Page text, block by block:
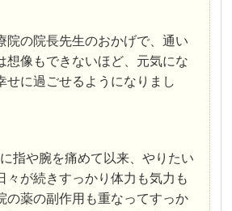
院の院長先生のおかげで、通い
想像もできないほど、元気にな
せに過ごせるようになりまし
指や腕を痛めて以来、やりたい
々が続きすっかり体力も気力も
の薬の副作用も重なってすっか